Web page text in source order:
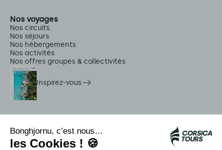
Nos voyages
Nos circuits
Nos séjours
Nos hébergements
Nos activités
Nos offres groupes & collectivités
Inspirez-vous
Navettes Citadina
Alerte méduse